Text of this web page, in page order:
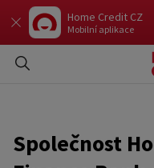
Home Credit CZ
Mobilní aplikace
Společnost